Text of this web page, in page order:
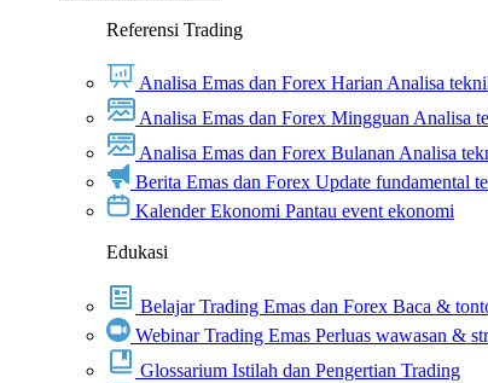
Referensi Trading
Analisa Emas dan Forex HarianAnalisa
Analisa Emas dan Forex MingguanAnalisa
Analisa Emas dan Forex BulananAnalisa
Berita Emas dan Forex Update fundamental
Kalender Ekonomi Pantau event ekonomi
Edukasi
Belajar Trading Emas dan Forex Baca &
Webinar Trading Emas Perluas wawasan &
Glossarium Istilah dan Pengertian Trading